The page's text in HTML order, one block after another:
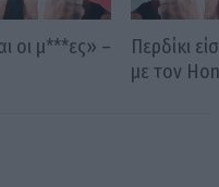
οι μ***ες» –
Περδίκι
με τον